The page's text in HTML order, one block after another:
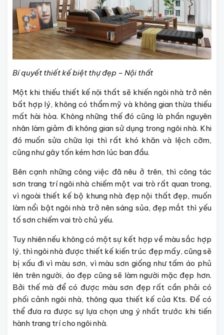
Bí quyết thiết kế biệt thự đẹp – Nội thất
Một khi thiếu thiết kế nội thất sẽ khiến ngôi nhà trở nên
bất hợp lý, không có thẩm mỹ và không gian thừa thiếu
mất hài hòa. Không những thế đó cũng là phần nguyên
nhân làm giảm đi không gian sử dụng trong ngôi nhà. Khi
đó muốn sửa chữa lại thì rất khó khăn và lệch cỡm,
cũng như gây tốn kém hơn lúc ban đầu.
Bên cạnh những công việc đã nêu ở trên, thì công tác
sơn trang trí ngôi nhà chiếm một vai trò rất quan trong,
vì ngoài thiết kế bộ khung nhà đẹp nội thất đẹp, muốn
làm nổi bật ngôi nhà trở nên sáng sủa, đẹp mắt thì yếu
tố sơn chiếm vai trò chủ yếu.
Tuy nhiên nếu không có một sự kết hợp về màu sắc hợp
lý, thì ngôi nhà được thiết kế kiến trúc đẹp mấy, cũng sẽ
bị xấu đi vì màu sơn, vì màu sơn giống như tấm áo phủ
lên trên người, áo đẹp cũng sẽ làm người mặc đẹp hơn.
Bởi thế mà để có được màu sơn đẹp rất cần phải có
phối cảnh ngôi nhà, thông qua thiết kế của Kts. Để có
thể đưa ra được sự lựa chọn ưng ý nhất trước khi tiến
hành trang trí cho ngôi nhà.